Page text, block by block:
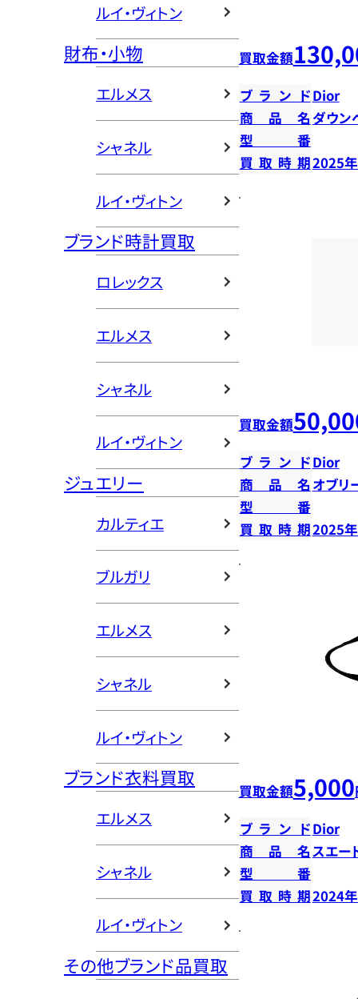
ルイ・ヴィトン
財布・小物
エルメス
シャネル
ルイ・ヴィトン
ブランド時計買取
ロレックス
エルメス
シャネル
ルイ・ヴィトン
ジュエリー
カルティエ
ブルガリ
エルメス
シャネル
ルイ・ヴィトン
ブランド衣料買取
エルメス
シャネル
ルイ・ヴィトン
その他ブランド品買取
買取金額
ブランドDior
商品名ダウン
型番
買取時期2025
買取金額
ブランドDior
商品名 オブ
型番
買取時期2025
買取金額5,000
ブランドDior
商品名スエー
型番
買取時期2024